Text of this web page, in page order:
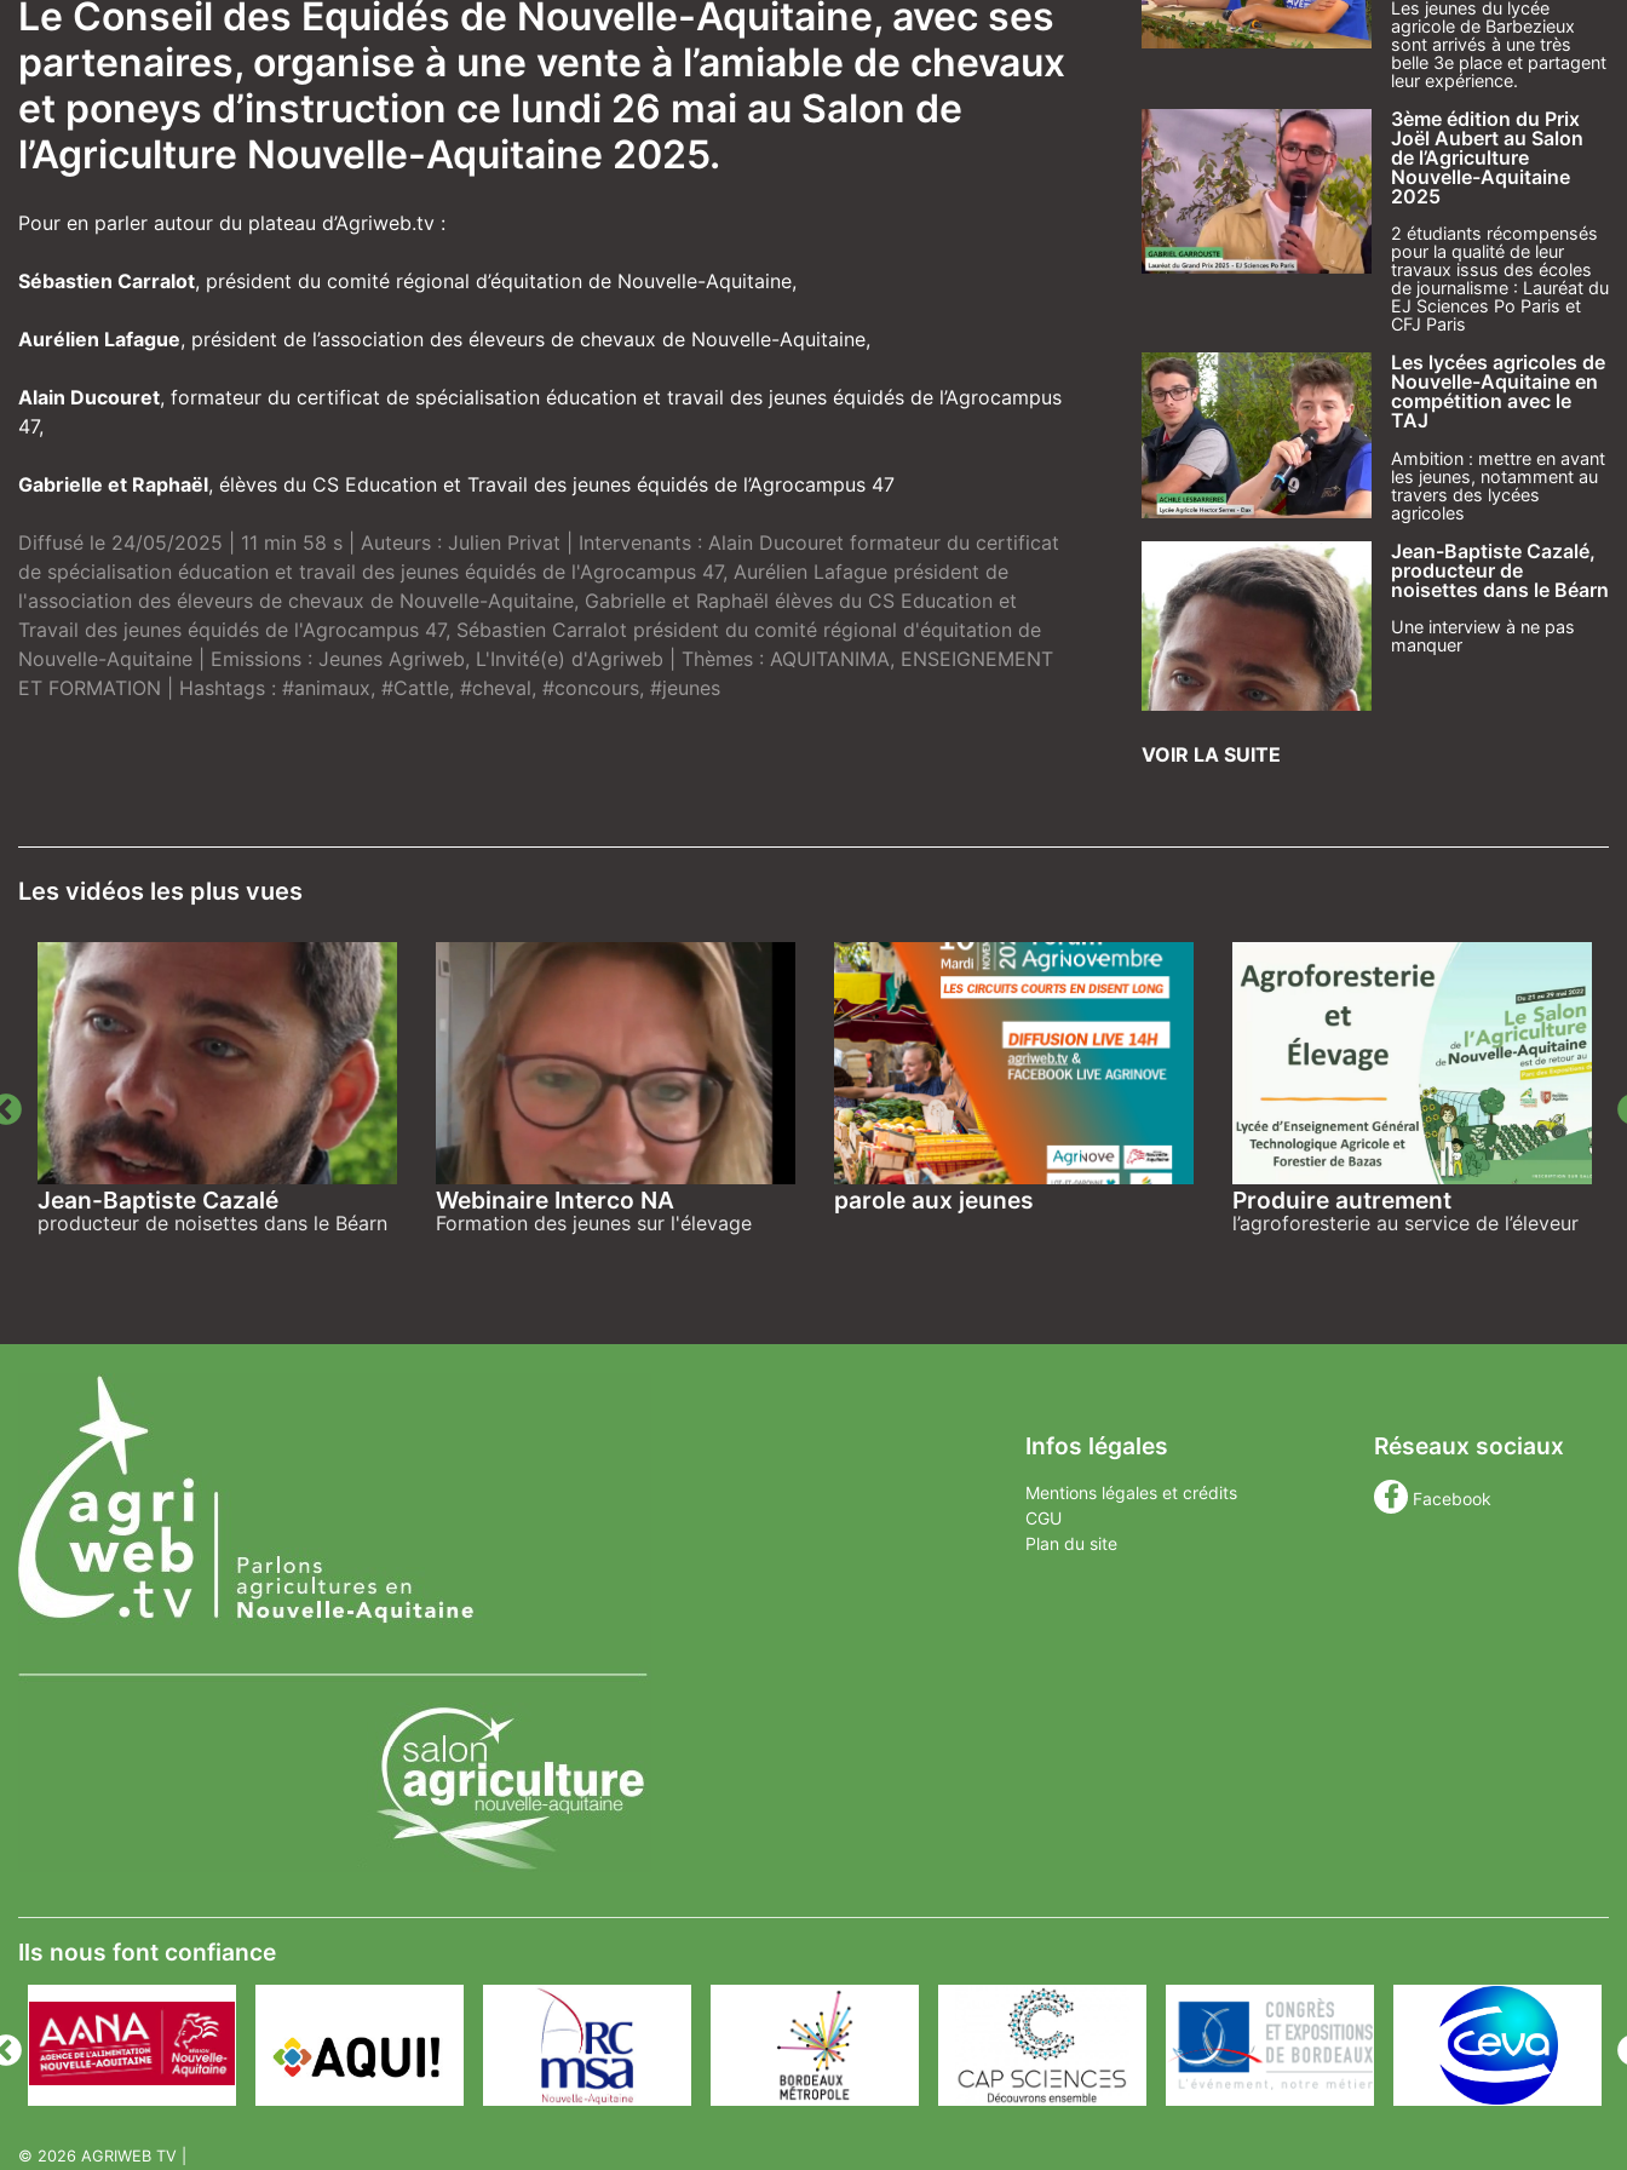
Le Conseil des Équidés de Nouvelle-Aquitaine, avec ses
partenaires, organise à une vente à l’amiable de chevaux
et poneys d’instruction ce lundi 26 mai au Salon de
l’Agriculture Nouvelle-Aquitaine 2025.
Pour en parler autour du plateau d’Agriweb.tv :
Sébastien Carralot, président du comité régional d’équitation de Nouvelle-Aquitaine,
Aurélien Lafague, président de l’association des éleveurs de chevaux de Nouvelle-Aquitaine,
Alain Ducouret, formateur du certificat de spécialisation éducation et travail des jeunes équidés de l’Agrocampus
47,
Gabrielle et Raphaël, élèves du CS Education et Travail des jeunes équidés de l’Agrocampus 47
Diffusé le 24/05/2025 | 11 min 58 s | Auteurs : Julien Privat | Intervenants : Alain Ducouret formateur du certificat
de spécialisation éducation et travail des jeunes équidés de l'Agrocampus 47, Aurélien Lafague président de
l'association des éleveurs de chevaux de Nouvelle-Aquitaine, Gabrielle et Raphaël élèves du CS Education et
Travail des jeunes équidés de l'Agrocampus 47, Sébastien Carralot président du comité régional d'équitation de
Nouvelle-Aquitaine | Emissions : Jeunes Agriweb, L'Invité(e) d'Agriweb | Thèmes : AQUITANIMA, ENSEIGNEMENT
ET FORMATION | Hashtags : #animaux, #Cattle, #cheval, #concours, #jeunes
Les jeunes du lycée
agricole de Barbezieux
sont arrivés à une très
belle 3e place et partagent
leur expérience.
3ème édition du Prix
Joël Aubert au Salon
de l’Agriculture
Nouvelle-Aquitaine
2025
2 étudiants récompensés
pour la qualité de leur
travaux issus des écoles
de journalisme : Lauréat du
EJ Sciences Po Paris et
CFJ Paris
Les lycées agricoles de
Nouvelle-Aquitaine en
compétition avec le
TAJ
Ambition : mettre en avant
les jeunes, notamment au
travers des lycées
agricoles
Jean-Baptiste Cazalé,
producteur de
noisettes dans le Béarn
Une interview à ne pas
manquer
VOIR LA SUITE
Les vidéos les plus vues
Jean-Baptiste Cazalé
producteur de noisettes dans le Béarn
Webinaire Interco NA
Formation des jeunes sur l'élevage
parole aux jeunes Produire autrement
l’agroforesterie au service de l’éleveur
Infos légales
Mentions légales et crédits
CGU
Plan du site
Réseaux sociaux
Facebook
Ils nous font confiance
© 2026 AGRIWEB TV